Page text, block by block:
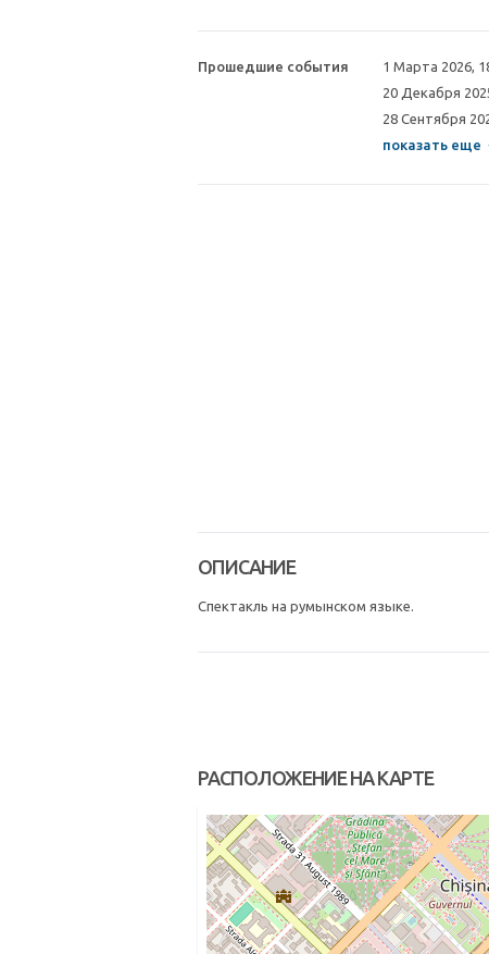
Прошедшие события 1 Марта 2026,
20 Декабря
28 Сентября
показать еще
ОПИСАНИЕ
Спектакль на румынском языке.
РАСПОЛОЖЕНИЕ НА КАРТЕ